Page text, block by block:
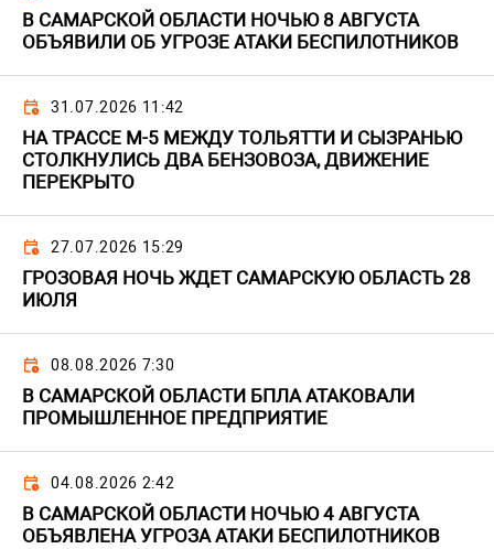
В САМАРСКОЙ ОБЛАСТИ НОЧЬЮ 8 АВГУСТА
ОБЪЯВИЛИ ОБ УГРОЗЕ АТАКИ БЕСПИЛОТНИКОВ
31.07.2026 11:42
НА ТРАССЕ М-5 МЕЖДУ ТОЛЬЯТТИ И СЫЗРАНЬЮ
СТОЛКНУЛИСЬ ДВА БЕНЗОВОЗА, ДВИЖЕНИЕ
ПЕРЕКРЫТО
27.07.2026 15:29
ГРОЗОВАЯ НОЧЬ ЖДЕТ САМАРСКУЮ ОБЛАСТЬ 28
ИЮЛЯ
08.08.2026 7:30
В САМАРСКОЙ ОБЛАСТИ БПЛА АТАКОВАЛИ
ПРОМЫШЛЕННОЕ ПРЕДПРИЯТИЕ
04.08.2026 2:42
В САМАРСКОЙ ОБЛАСТИ НОЧЬЮ 4 АВГУСТА
ОБЪЯВЛЕНА УГРОЗА АТАКИ БЕСПИЛОТНИКОВ